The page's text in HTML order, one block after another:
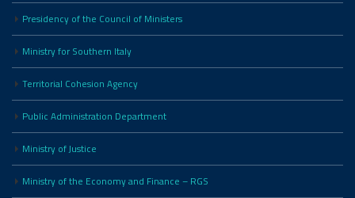
Presidency of the Council of Ministers
Ministry for Southern Italy
Territorial Cohesion Agency
Public Administration Department
Ministry of Justice
Ministry of the Economy and Finance – RGS